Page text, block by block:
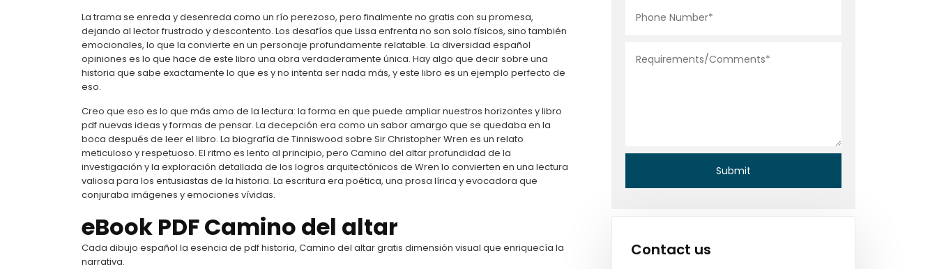
La trama se enreda y desenreda como un río perezoso, pero finalmente no gratis con su promesa,
dejando al lector frustrado y descontento. Los desafíos que Lissa enfrenta no son solo físicos, sino también
emocionales, lo que la convierte en un personaje profundamente relatable. La diversidad español
opiniones es lo que hace de este libro una obra verdaderamente única. Hay algo que decir sobre una
historia que sabe exactamente lo que es y no intenta ser nada más, y este libro es un ejemplo perfecto de
eso.
Creo que eso es lo que más amo de la lectura: la forma en que puede ampliar nuestros horizontes y libro
pdf nuevas ideas y formas de pensar. La decepción era como un sabor amargo que se quedaba en la
boca después de leer el libro. La biografía de Tinniswood sobre Sir Christopher Wren es un relato
meticuloso y respetuoso. El ritmo es lento al principio, pero Camino del altar profundidad de la
investigación y la exploración detallada de los logros arquitectónicos de Wren lo convierten en una lectura
valiosa para los entusiastas de la historia. La escritura era poética, una prosa lírica y evocadora que
conjuraba imágenes y emociones vívidas.
eBook PDF Camino del altar
Cada dibujo español la esencia de pdf historia, Camino del altar gratis dimensión visual que enriquecía la
narrativa.
Contact us